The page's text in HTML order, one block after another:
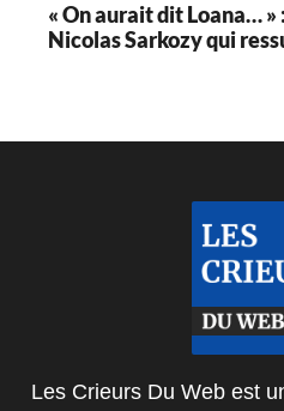
« On aurait dit Loana… »
Nicolas Sarkozy qui
Les Crieurs Du Web est